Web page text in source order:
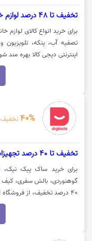
تخفیف تا 48 درصد لوازم خانگی برقی دیجی کالا
برای خرید انواع کالای لوازم
اینترنتی دیجی کالا بهره
گزینه "خرید کنید" کلیک نمایید.
40% تخفیف
تخفیف تا 40 درصد تجهیزات جانبی سفر دیجی کالا
برای خرید ساک پیک نیک،
گوهنوردی، بالش سفری، کیف
40 درصد تخفیف، از
از تخفیف و مشاهده کالا روی